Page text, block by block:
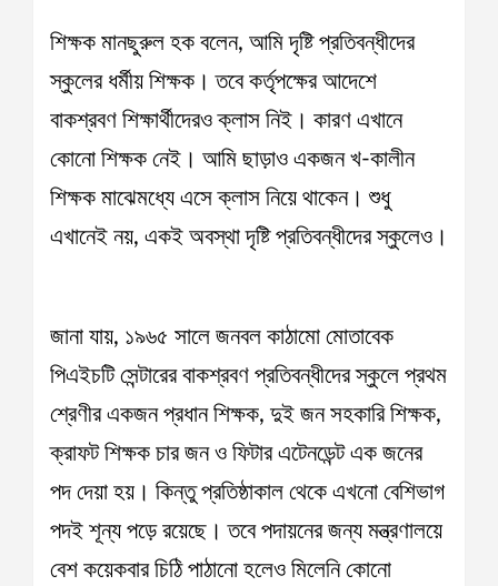
শিক্ষক মানছুরুল হক বলেন, আমি দৃষ্টি প্রতিবন্ধীদের
স্কুলের ধর্মীয় শিক্ষক। তবে কর্তৃপক্ষের আদেশে
বাকশ্রবণ শিক্ষার্থীদেরও ক্লাস নিই। কারণ এখানে
কোনো শিক্ষক নেই। আমি ছাড়াও একজন খ-কালীন
শিক্ষক মাঝেমধ্যে এসে ক্লাস নিয়ে থাকেন। শুধু
এখানেই নয়, একই অবস্থা দৃষ্টি প্রতিবন্ধীদের স্কুলেও।
জানা যায়, ১৯৬৫ সালে জনবল কাঠামো মোতাবেক
পিএইচটি সেন্টারের বাকশ্রবণ প্রতিবন্ধীদের স্কুলে প্রথম
শ্রেণীর একজন প্রধান শিক্ষক, দুই জন সহকারি শিক্ষক,
ক্রাফট শিক্ষক চার জন ও ফিটার এটেনডেন্ট এক জনের
পদ দেয়া হয়। কিন্তু প্রতিষ্ঠাকাল থেকে এখনো বেশিভাগ
পদই শূন্য পড়ে রয়েছে। তবে পদায়নের জন্য মন্ত্রণালয়ে
বেশ কয়েকবার চিঠি পাঠানো হলেও মিলেনি কোনো